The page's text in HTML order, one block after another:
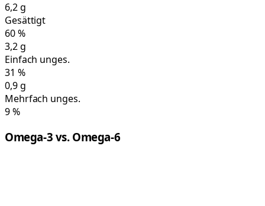
6,2g
Gesättigt
60%
3,2g
Einfach unges.
31 %
0,9g
Mehrfach unges.
9%
Omega-3 vs. Omega-6